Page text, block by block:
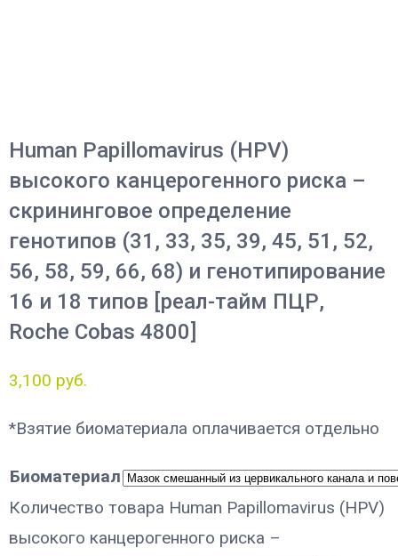
Human Papillomavirus (HPV)
высокого канцерогенного риска –
скрининговое определение
генотипов (31, 33, 35, 39, 45, 51, 52,
56, 58, 59, 66, 68) и генотипирование
16 и 18 типов [реал-тайм ПЦР,
Roche Cobas 4800]
3,100 руб.
*Взятие биоматериала оплачивается отдельно
Биоматериал
Количество товара Human Papillomavirus (HPV)
высокого канцерогенного риска –